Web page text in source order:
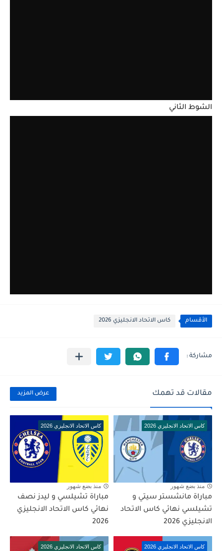
الشوط الثاني
الأقسام كاس الاتحاد الانجليزي 2026
مقالات قد تهمك عرض المزيد
كاس الاتحاد الانجليزي 2026
منذ بضع شهور
مباراة مانشستر سيتي و
تشيلسي نهائي كاس الاتحاد
الانجليزي 2026
كاس الاتحاد الانجليزي 2026
منذ بضع شهور
مباراة تشيلسي و ليدز نصف
نهائي كاس الاتحاد الانجليزي
2026
كاس الاتحاد الانجليزي 2026 كاس الاتحاد الانجليزي 2026